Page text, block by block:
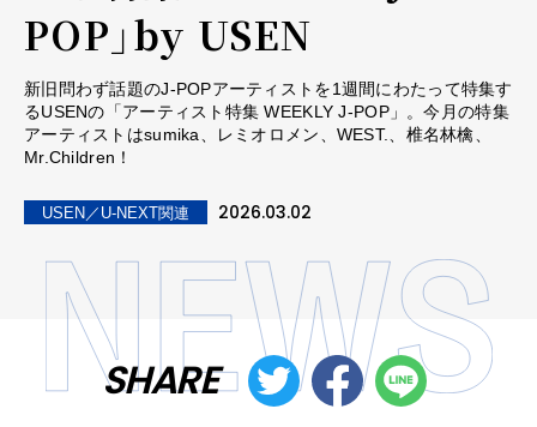
POP」by USEN
新旧問わず話題のJ-POPアーティストを1週間にわたって特集す
るUSENの「アーティスト特集 WEEKLY J-POP」。今月の特集
アーティストはsumika、レミオロメン、WEST.、椎名林檎、
Mr.Children！
USEN／U-NEXT関連 2026.03.02
SHARE